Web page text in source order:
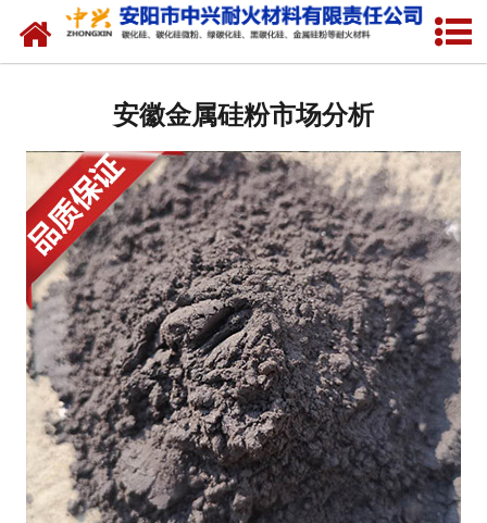
网站首页
新闻中心
厂容厂貌
联系我们
安徽金属硅粉市场分析